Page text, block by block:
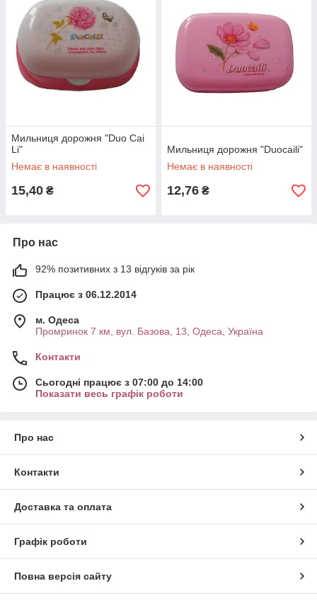
Мильниця дорожня "Duo Cai
Li"
Немає в наявності
15,40 ₴
Мильниця дорожня "Duocaili"
Немає в наявності
12,76 ₴
Про нас
92% позитивних з 13 відгуків за рік
Працює з 06.12.2014
м. Одеса
Промринок 7 км, вул. Базова, 13, Одеса, Україна
Контакти
Сьогодні працює з 07:00 до 14:00
Показати весь графік роботи
Про нас
Контакти
Доставка та оплата
Графік роботи
Повна версія сайту